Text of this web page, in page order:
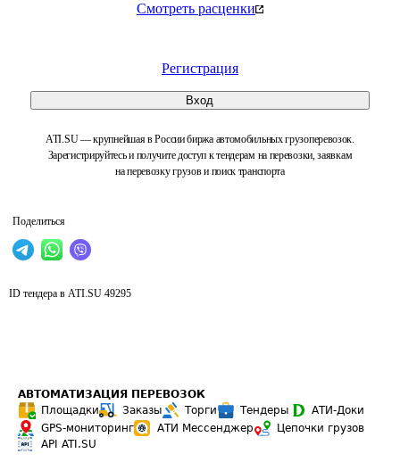
Смотреть расценки
Регистрация
Вход
ATI.SU — крупнейшая в России биржа автомобильных грузоперевозок.
Зарегистрируйтесь и получите доступ к тендерам на перевозки, заявкам
на перевозку грузов и поиск транспорта
Поделиться
ID тендера в ATI.SU 49295
АВТОМАТИЗАЦИЯ ПЕРЕВОЗОК
Площадки
Заказы Торги Тендеры
АТИ-Доки
GPS-мониторинг
АТИ Мессенджер
Цепочки грузов
API ATI.SU